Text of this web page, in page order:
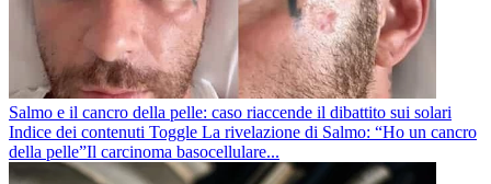
Salmo e il cancro della pelle: caso riaccende il dibattito sui solari
Indice dei contenuti Toggle La rivelazione di Salmo: “Ho un cancro
della pelle”Il carcinoma basocellulare...